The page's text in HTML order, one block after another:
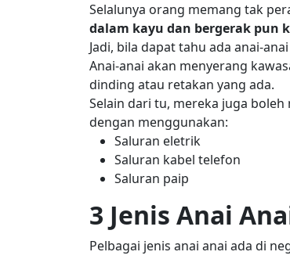
Selalunya orang memang tak
dalam kayu dan bergerak pun
Jadi, bila dapat tahu ada anai-
Anai-anai akan menyerang
dinding atau retakan yang ada.
Selain dari tu, mereka juga
dengan menggunakan:
Saluran eletrik
Saluran kabel telefon
Saluran paip
3 Jenis Anai
Pelbagai jenis anai anai ada di